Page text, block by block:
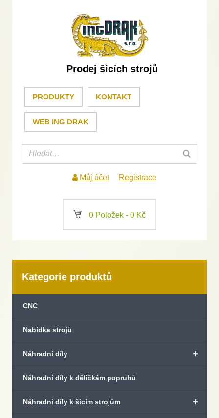
Prodej šicích strojů
PRODUKTY KONTAKT
WEB ING DRAK
Můj účet Registrace
a 0 Položek - 0 Kč
Kategorie produktů
CNC
Nabídka strojů
+
Náhradní díly
Náhradní díly k děličkám popruhů
+
Náhradní díly k šicím strojům